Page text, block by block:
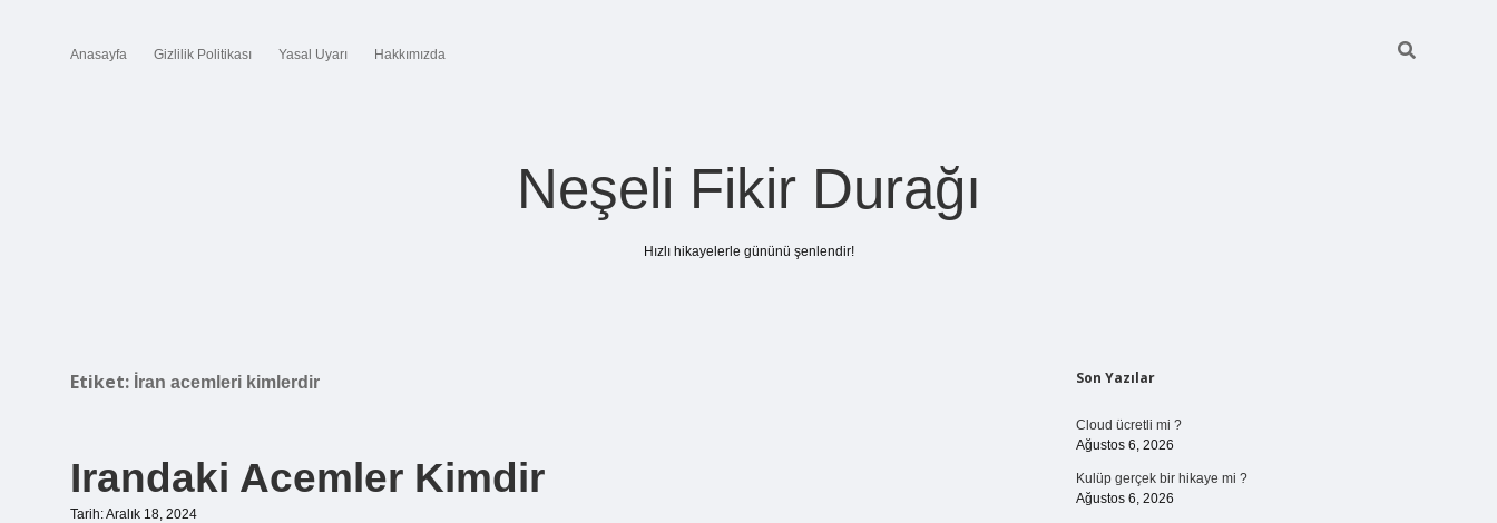
Anasayfa Gizlilik Politikası Yasal Uyarı Hakkımızda
Neşeli Fikir Durağı
Hızlı hikayelerle gününü şenlendir!
Etiket: İran acemleri kimlerdir
Irandaki Acemler Kimdir
Tarih: Aralık 18, 2024
Sidebar
Son Yazılar
Cloud ücretli mi ?
Ağustos 6, 2026
Kulüp gerçek bir hikaye mi ?
Ağustos 6, 2026